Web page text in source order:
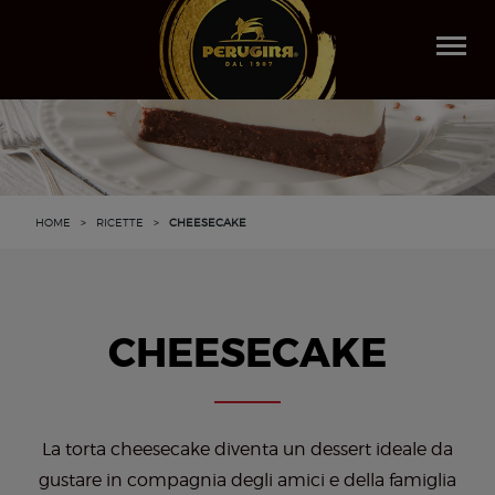
HOME > RICETTE > CHEESECAKE
CHEESECAKE
La torta cheesecake diventa un dessert ideale da
gustare in compagnia degli amici e della famiglia